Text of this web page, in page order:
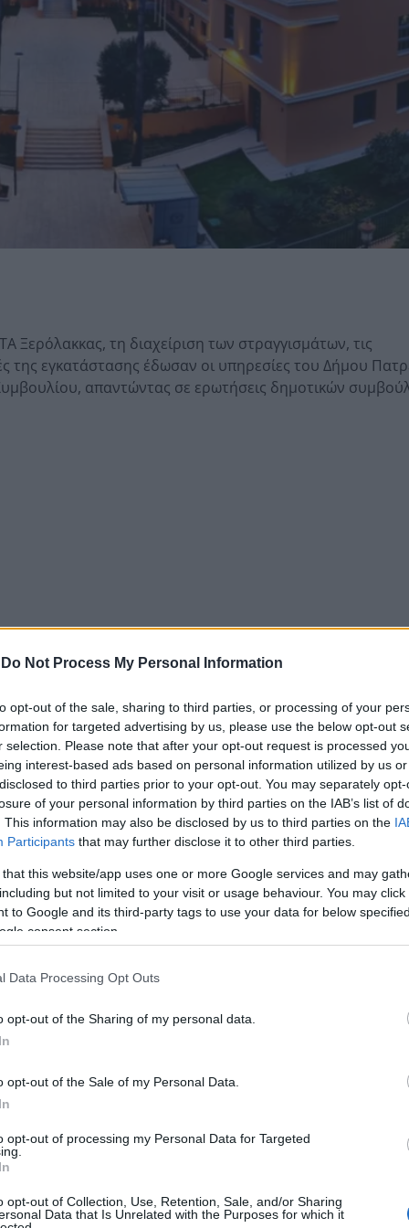
Do Not Process My Personal Information
opt-out of the sale, sharing to third parties, or processing of your
for targeted advertising by us, please use the below opt-out
selection. Please note that after your opt-out request is processed
interest-based ads based on personal information utilized by us
to third parties prior to your opt-out. You may separately
of your personal information by third parties on the IAB’s list of
This information may also be disclosed by us to third parties on the
Participants that may further disclose it to other third parties.
this website/app uses one or more Google services and may
but not limited to your visit or usage behaviour. You may
to Google and its third-party tags to use your data for below
consent section.
Data Processing Opt Outs
opt-out of the Sharing of my personal data.
opt-out of the Sale of my Personal Data.
opt-out of processing my Personal Data for Targeted
opt-out of Collection, Use, Retention, Sale, and/or Sharing
Data that Is Unrelated with the Purposes for which it
Ξερόλακκας, τη διαχείριση των στραγγισμάτων, τις
της εγκατάστασης έδωσαν οι υπηρεσίες του Δήμου
απαντώντας σε ερωτήσεις δημοτικών
Το θέμα παύει να είναι μόνο τεχνικό και
από το 2014 ο φορέας διαχείρισης απορριμμάτων,
σε συνεργασία με τον Δήμο Πατρέων, πραγματοποιεί σε
και περιβαλλοντικούς ελέγχους στον ΧΥΤΑ.
και υπόγειων υδάτων, στραγγισμάτων και
της εγκατάστασης.
Συμβουλίου της Πάτρας, απαντώντας σε ερωτήσεις